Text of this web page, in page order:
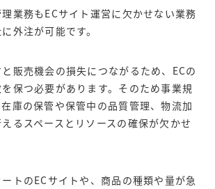
業務もECサイト運営に欠かせない業務
外注が可能です。
販売機会の損失につながるため、ECの
保つ必要があります。そのため事業規
庫の保管や保管中の品質管理、物流加
るスペースとリソースの確保が欠かせ
トのECサイトや、商品の種類や量が急